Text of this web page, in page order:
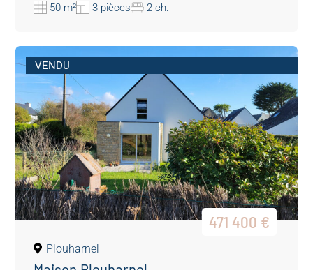
50 m² 3 pièces 2 ch.
VENDU
471 400 €
Plouharnel